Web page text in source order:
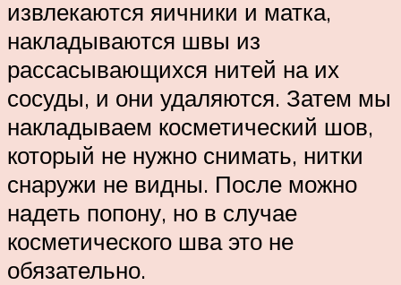
извлекаются яичники и матка,
накладываются швы из
рассасывающихся нитей на их
сосуды, и они удаляются. Затем мы
накладываем косметический шов,
который не нужно снимать, нитки
снаружи не видны. После можно
надеть попону, но в случае
косметического шва это не
обязательно.